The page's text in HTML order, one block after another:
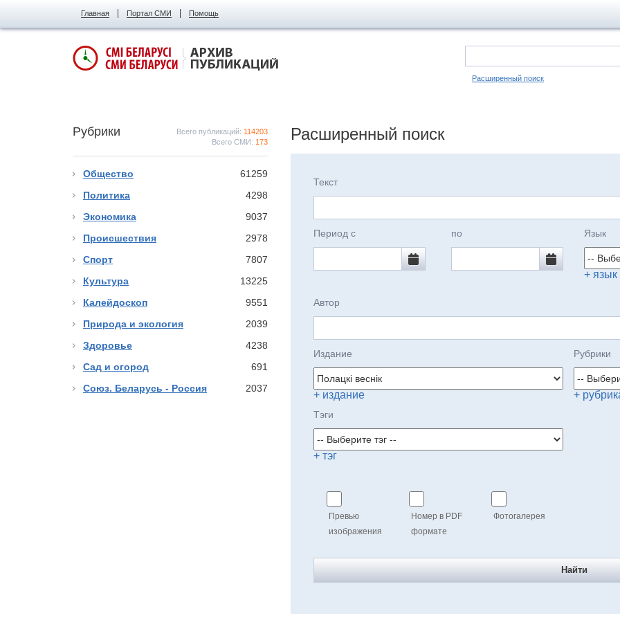
Главная Портал СМИ Помощь
Расширенный поиск
Рубрики Всего публикаций: 114203
Всего СМИ: 173
Общество
61259
Политика
4298
Экономика
9037
Происшествия
2978
Спорт
7807
Культура
13225
Калейдоскоп
9551
Природа и экология
2039
Здоровье
4238
Сад и огород
691
Союз. Беларусь - Россия
2037
Расширенный поиск
Текст
Период с по Язык
+ язык
Автор
Издание
+ издание
Рубрики
+
Тэги
+ тэг
Превью
изображения
Номер в PDF
формате
Фотогалерея
Найти